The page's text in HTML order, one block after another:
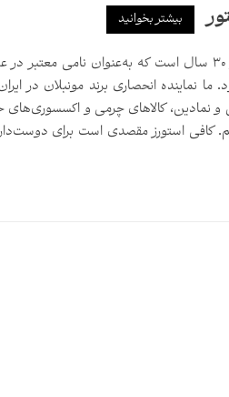
بیشتر بخوانید
کافی استورز بیش از ۳۰ سال است که به‌عنوان
ما نماینده انحصاری برند مونبلان در
و نمادین، کالاهای چرمی و اکسسوری‌های
کافی استورز مقصدی است برای